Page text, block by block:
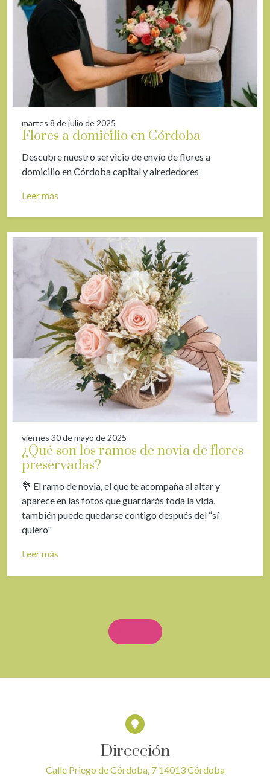
martes 8 de julio de 2025
Flores a domicilio en Córdoba
Descubre nuestro servicio de envío de flores a
domicilio en Córdoba capital y alrededores
Leer más
viernes 30 de mayo de 2025
¿Qué son los ramos de novia de flores
preservadas?
💐​ El ramo de novia, el que te acompaña al altar y
aparece en las fotos que guardarás toda la vida,
también puede quedarse contigo después del “sí
quiero"
Leer más
Dirección
Calle Priego de Córdoba, 7 14013 Córdoba